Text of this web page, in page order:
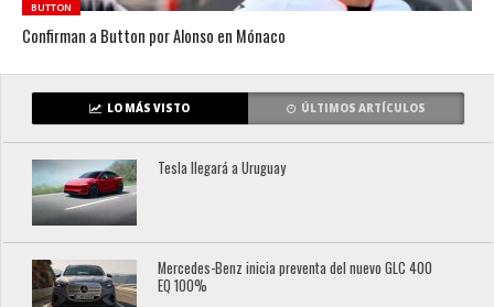
BUTTON
Confirman a Button por Alonso en Mónaco
LO MÁS VISTO ÚLTIMOS ARTÍCULOS
Tesla llegará a Uruguay
Mercedes-Benz inicia preventa del nuevo GLC 400
EQ 100%